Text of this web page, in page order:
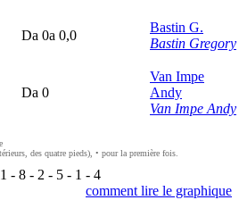
Da 0a 0,0
Bastin G.
Bastin Gregory
Da 0
Van Impe
Andy
Van Impe Andy
des quatre pieds), • pour la première fois.
- 8 - 2 - 5 - 1 - 4
comment lire le graphique